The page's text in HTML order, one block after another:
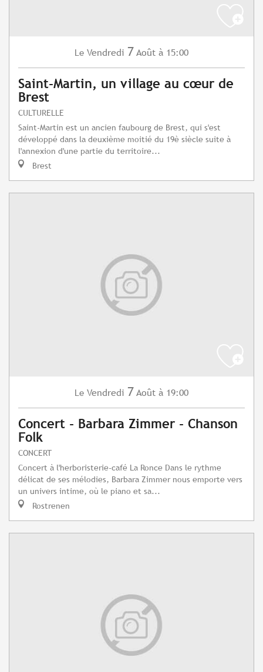
Le Vendredi 7 Août à 15:00
Saint-Martin, un village au cœur de
Brest
CULTURELLE
Saint-Martin est un ancien faubourg de Brest, qui s'est
développé dans la deuxième moitié du 19è siècle suite à
l'annexion d'une partie du territoire...
Brest
Le Vendredi 7 Août à 19:00
Concert - Barbara Zimmer - Chanson
Folk
CONCERT
Concert à l'herboristerie-café La Ronce Dans le rythme
délicat de ses mélodies, Barbara Zimmer nous emporte vers
un univers intime, où le piano et sa...
Rostrenen